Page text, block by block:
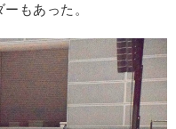
もあった。